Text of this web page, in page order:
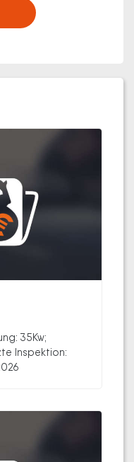
35Kw;
Inspektion: